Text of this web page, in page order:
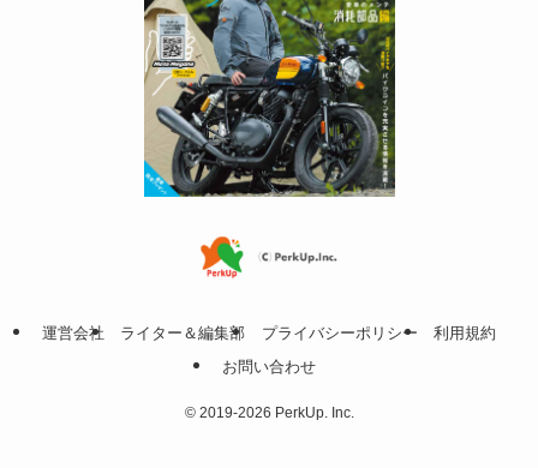
運営会社 ライター＆編集部 プライバシーポリシー
利用規約
お問い合わせ
©2019-2026 PerkUp. Inc.